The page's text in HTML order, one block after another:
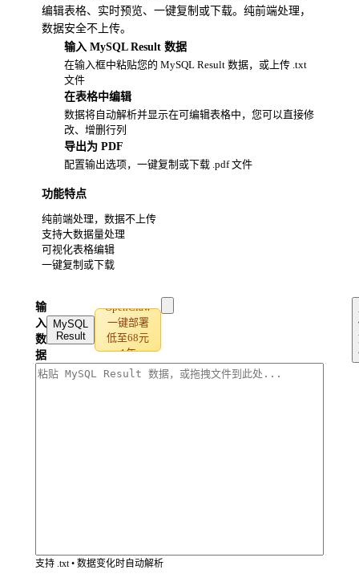
编辑表格、实时预览、一键复制或下载。纯前端处理，
数据安全不上传。
输入 MySQL Result 数据
在输入框中粘贴您的 MySQL Result 数据，或上传 .txt
文件
在表格中编辑
数据将自动解析并显示在可编辑表格中，您可以直接修
改、增删行列
导出为 PDF
配置输出选项，一键复制或下载 .pdf 文件
功能特点
纯前端处理，数据不上传
支持大数据量处理
可视化表格编辑
一键复制或下载
输
入
数
据
MySQL
Result
OpenClaw
一键部署
低至68元
1年
支持 .txt • 数据变化时自动解析